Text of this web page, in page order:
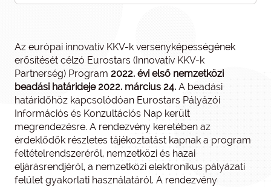
Az európai innovatív KKV-k versenyképességének
erősítését célzó Eurostars (Innovatív KKV-k
Partnerség) Program 2022. évi első nemzetközi
beadási határideje 2022. március 24. A beadási
határidőhöz kapcsolódóan Eurostars Pályázói
Információs és Konzultációs Nap került
megrendezésre. A rendezvény keretében az
érdeklődők részletes tájékoztatást kapnak a program
feltételrendszeréről, nemzetközi és hazai
eljárásrendjéről, a nemzetközi elektronikus pályázati
felület gyakorlati használatáról. A rendezvény